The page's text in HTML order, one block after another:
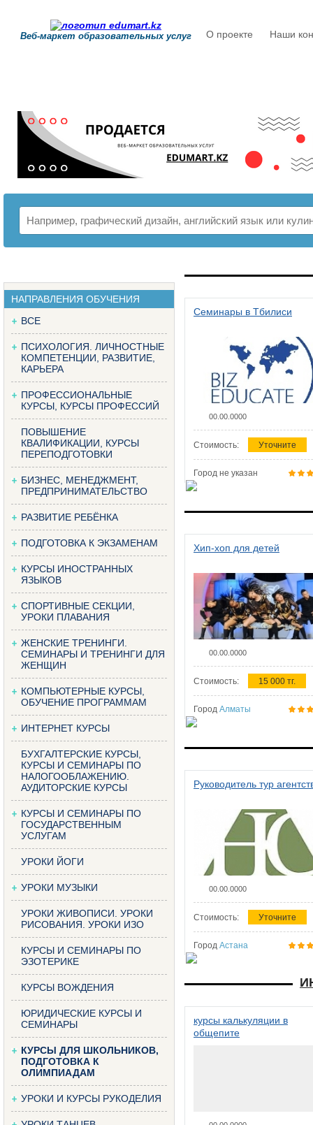
Веб-маркет образовательных услуг О проекте Наши
НАПРАВЛЕНИЯ ОБУЧЕНИЯ
ВСЕ
ПСИХОЛОГИЯ. ЛИЧНОСТНЫЕ
КОМПЕТЕНЦИИ, РАЗВИТИЕ,
КАРЬЕРА
ПРОФЕССИОНАЛЬНЫЕ
КУРСЫ, КУРСЫ ПРОФЕССИЙ
ПОВЫШЕНИЕ
КВАЛИФИКАЦИИ, КУРСЫ
ПЕРЕПОДГОТОВКИ
БИЗНЕС, МЕНЕДЖМЕНТ,
ПРЕДПРИНИМАТЕЛЬСТВО
РАЗВИТИЕ РЕБЁНКА
ПОДГОТОВКА К ЭКЗАМЕНАМ
КУРСЫ ИНОСТРАННЫХ
ЯЗЫКОВ
СПОРТИВНЫЕ СЕКЦИИ,
УРОКИ ПЛАВАНИЯ
ЖЕНСКИЕ ТРЕНИНГИ.
СЕМИНАРЫ И ТРЕНИНГИ ДЛЯ
ЖЕНЩИН
КОМПЬЮТЕРНЫЕ КУРСЫ,
ОБУЧЕНИЕ ПРОГРАММАМ
ИНТЕРНЕТ КУРСЫ
БУХГАЛТЕРСКИЕ КУРСЫ,
КУРСЫ И СЕМИНАРЫ ПО
НАЛОГООБЛАЖЕНИЮ.
АУДИТОРСКИЕ КУРСЫ
КУРСЫ И СЕМИНАРЫ ПО
ГОСУДАРСТВЕННЫМ
УСЛУГАМ
УРОКИ ЙОГИ
УРОКИ МУЗЫКИ
УРОКИ ЖИВОПИСИ. УРОКИ
РИСОВАНИЯ. УРОКИ ИЗО
КУРСЫ И СЕМИНАРЫ ПО
ЭЗОТЕРИКЕ
КУРСЫ ВОЖДЕНИЯ
ЮРИДИЧЕСКИЕ КУРСЫ И
СЕМИНАРЫ
КУРСЫ ДЛЯ ШКОЛЬНИКОВ,
ПОДГОТОВКА К
ОЛИМПИАДАМ
УРОКИ И КУРСЫ РУКОДЕЛИЯ
Семинары в Тбилиси
00.00.0000
Стоимость: Уточните
Город не указан
Хип-хоп для детей
00.00.0000
Стоимость: 15 000 тг.
Город Алматы
Руководитель тур
00.00.0000
Стоимость: Уточните
Город Астана
курсы калькуляции в
общепите